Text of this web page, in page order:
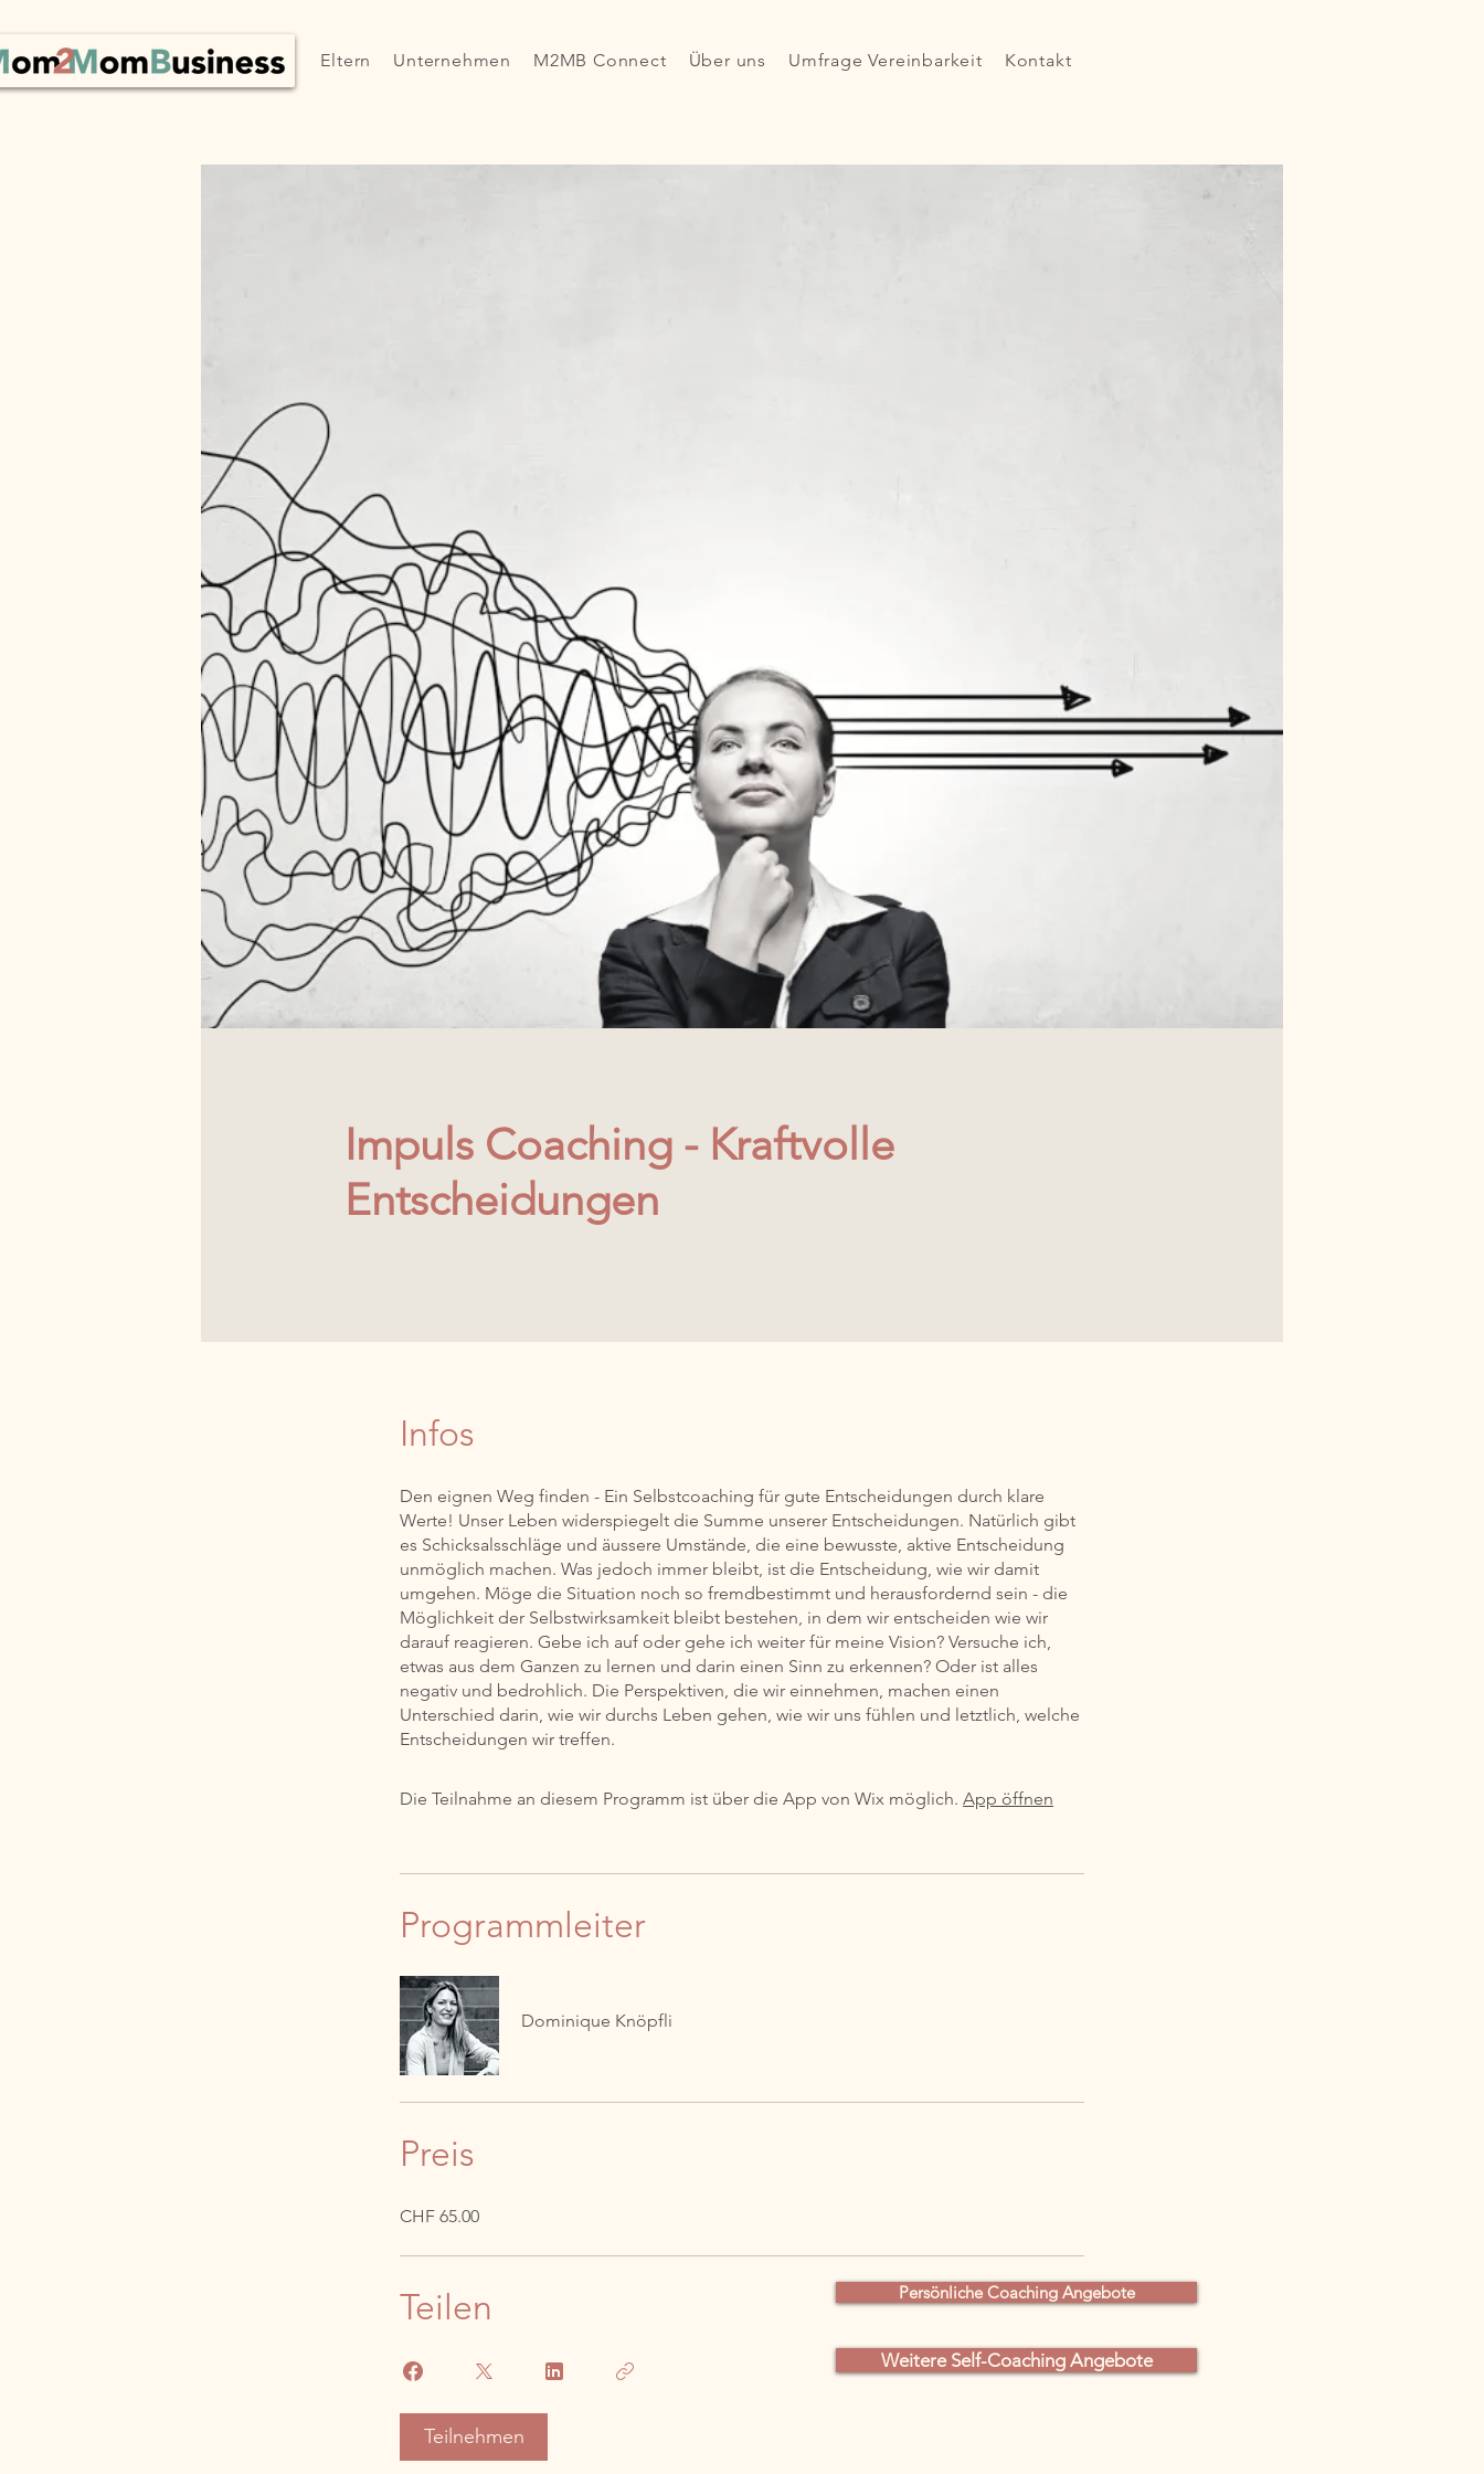
Eltern Unternehmen M2MB Connect Über uns Umfrage Vereinbarkeit Kontakt
Impuls Coaching - Kraftvolle
Entscheidungen
Infos
Den eignen Weg finden - Ein Selbstcoaching für gute Entscheidungen durch klare
Werte! Unser Leben widerspiegelt die Summe unserer Entscheidungen. Natürlich gibt
es Schicksalsschläge und äussere Umstände, die eine bewusste, aktive Entscheidung
unmöglich machen. Was jedoch immer bleibt, ist die Entscheidung, wie wir damit
umgehen. Möge die Situation noch so fremdbestimmt und herausfordernd sein - die
Möglichkeit der Selbstwirksamkeit bleibt bestehen, in dem wir entscheiden wie wir
darauf reagieren. Gebe ich auf oder gehe ich weiter für meine Vision? Versuche ich,
etwas aus dem Ganzen zu lernen und darin einen Sinn zu erkennen? Oder ist alles
negativ und bedrohlich. Die Perspektiven, die wir einnehmen, machen einen
Unterschied darin, wie wir durchs Leben gehen, wie wir uns fühlen und letztlich, welche
Entscheidungen wir treffen.
Die Teilnahme an diesem Programm ist über die App von Wix möglich. App öffnen
Programmleiter
Dominique Knöpfli
Preis
CHF 65.00
Teilen
Teilnehmen
Weitere Self-Coaching Angebote
Persönliche Coaching Angebote